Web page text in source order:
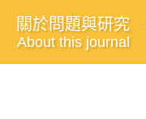
關於問題與研究
About this journal